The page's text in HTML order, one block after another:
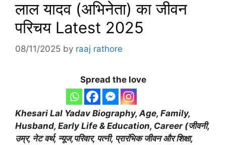
लाल यादव (अभिनेता) का जीवन
परिचय Latest 2025
08/11/2025 by raaj rathore
Spread the love
Khesari Lal Yadav Biography, Age, Family,
Husband, Early Life & Education, Career (जीवनी,
उम्र, नेट वर्थ, न्यूज,परिवार, पत्नी, प्रारंभिक जीवन और शिक्षा,